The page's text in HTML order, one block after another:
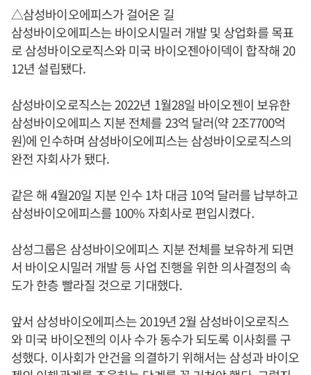
△삼성바이오에피스가 걸어온 길
삼성바이오에피스는 바이오시밀러 개발 및 상업화를 목표
로 삼성바이오로직스와 미국 바이오젠아이덱이 합작해 20
12년 설립됐다.
삼성바이오로직스는 2022년 1월28일 바이오젠이 보유한
삼성바이오에피스 지분 전체를 23억 달러(약 2조7700억
원)에 인수하며 삼성바이오에피스는 삼성바이오로직스의
완전 자회사가 됐다.
같은 해 4월20일 지분 인수 1차 대금 10억 달러를 납부하고
삼성바이오에피스를 100% 자회사로 편입시켰다.
삼성그룹은 삼성바이오에피스 지분 전체를 보유하게 되면
서 바이오시밀러 개발 등 사업 진행을 위한 의사결정의 속
도가 한층 빨라질 것으로 기대했다.
앞서 삼성바이오에피스는 2019년 2월 삼성바이오로직스
와 미국 바이오젠의 이사 수가 동수가 되도록 이사회를 구
성했다. 이사회가 안건을 의결하기 위해서는 삼성과 바이오